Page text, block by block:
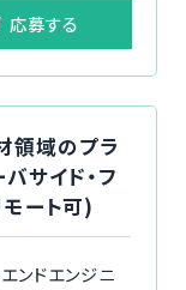
応募する
領域のプラ
サイド・フ
ート可)
ンドエンジニ